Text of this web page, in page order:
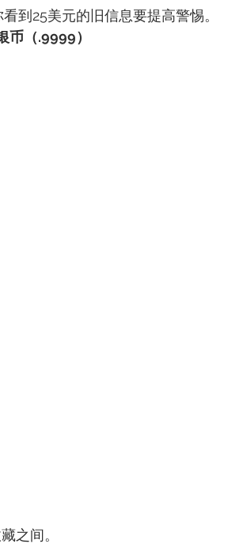
到25美元的旧信息要提高警惕。
（.9999）
之间。